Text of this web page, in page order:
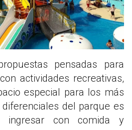
pensadas para
actividades recreativas,
especial para los más
del parque es
ingresar con comida y